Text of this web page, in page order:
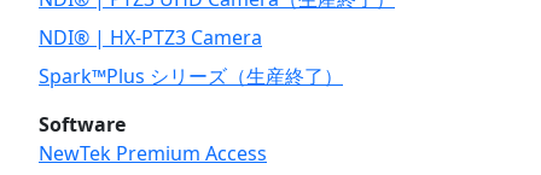
NDI® | HX-PTZ3 Camera
Spark™Plus シリーズ（生産終了）
Software
NewTek Premium Access